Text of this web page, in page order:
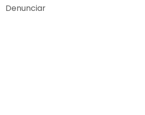
Denunciar